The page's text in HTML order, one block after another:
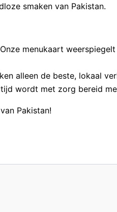
smaken van Pakistan.
menukaart
alleen de beste, lokaal
wordt met zorg bereid
Pakistan!